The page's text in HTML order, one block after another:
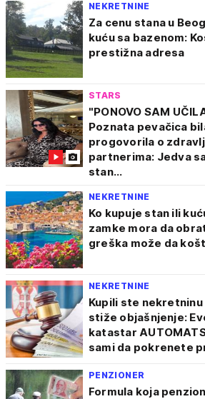
NEKRETNINE
Za cenu stana u
kuću sa bazenom:
prestižna adresa
STARS
"PONOVO SAM
Poznata pevačica
progovorila o
partnerima: Jedva
stan...
NEKRETNINE
Ko kupuje stan ili
zamke mora da
greška može da
NEKRETNINE
Kupili ste nekretninu
stiže objašnjenje:
katastar
sami da pokrenete
PENZIONER
Formula koja